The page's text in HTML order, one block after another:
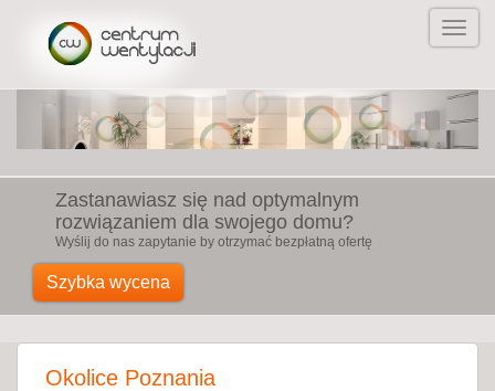
Zastanawiasz się nad optymalnym
rozwiązaniem dla swojego domu?
Wyślij do nas zapytanie by otrzymać bezpłatną ofertę
Szybka wycena
Okolice Poznania